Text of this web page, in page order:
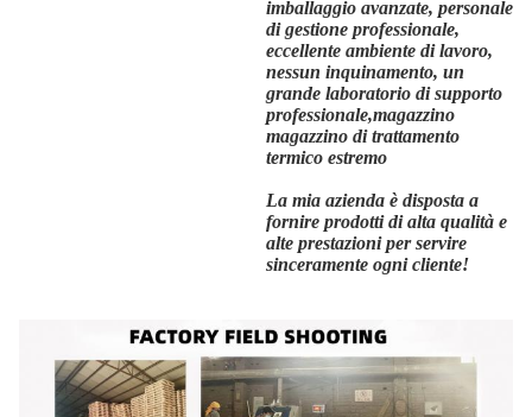
imballaggio avanzate, personale
di gestione professionale,
eccellente ambiente di lavoro,
nessun inquinamento, un
grande laboratorio di supporto
professionale,magazzino
magazzino di trattamento
termico estremo
La mia azienda è disposta a
fornire prodotti di alta qualità e
alte prestazioni per servire
sinceramente ogni cliente!